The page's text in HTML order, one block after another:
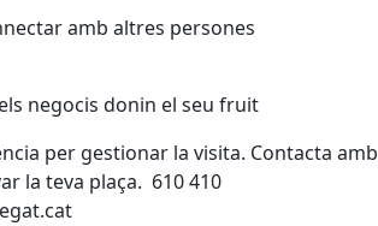
amb altres persones
negocis donin el seu fruit
per gestionar la visita. Contacta amb
la teva plaça. 610 410